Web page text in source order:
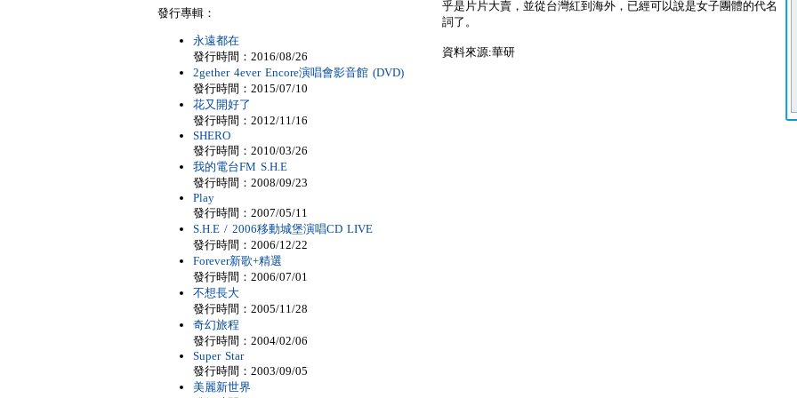
乎是片片大賣，並從台灣紅到海外，已經可以說是女子團體的代名
詞了。
資料來源:華研
發行專輯：
永遠都在
發行時間：2016/08/26
2gether 4ever Encore演唱會影音館 (DVD)
發行時間：2015/07/10
花又開好了
發行時間：2012/11/16
SHERO
發行時間：2010/03/26
我的電台FM S.H.E
發行時間：2008/09/23
Play
發行時間：2007/05/11
S.H.E / 2006移動城堡演唱CD LIVE
發行時間：2006/12/22
Forever新歌+精選
發行時間：2006/07/01
不想長大
發行時間：2005/11/28
奇幻旅程
發行時間：2004/02/06
Super Star
發行時間：2003/09/05
美麗新世界